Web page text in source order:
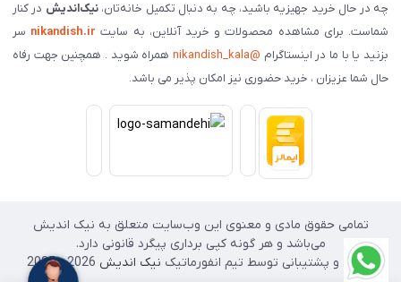
چه در حال خرید جهیزیه باشید، چه به دنبال تکمیل خانه‌تان،نیک‌اندیش در کنار
شماست. برای مشاهده محصولات و خرید آنلاین، به سایت nikandish.ir سر
بزنید یا با ما در اینستاگرام @nikandish_kala
همراه شوید . همچنین جهت رفاه
حال شما عزیزان ، خرید حضوری نیز امکان پذیر می باشد.
تمامی حقوق مادی و معنوی این وب‌سایت متعلق به نیک اندیش
می‌باشد و هر گونه کپی برداری پیگرد قانونی دارد.
طراحی و پشتیبانی توسط تیم انفورماتیک نیک اندیش 2026 - 2025